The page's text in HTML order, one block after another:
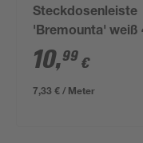
Steckdosenleiste
'Bremounta' weiß 4-
fach
10,99 €
7,33 € / Meter